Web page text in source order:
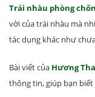
Trái nhàu phòng
vời của trái nhàu mà
tác dụng khác như
Bài viết của Hương
thông tin, giúp bạn